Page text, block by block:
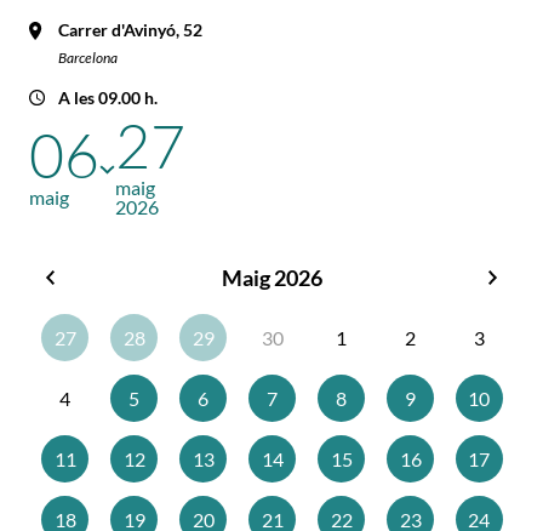
Carrer d'Avinyó, 52
Barcelona
A les 09.00 h.
06
maig
27
maig
2026
Maig 2026
27
28 29 30 1 2 3
4 5 6 7 8 9 10
11 12 13 14 15 16 17
18 19 20 21 22 23 24